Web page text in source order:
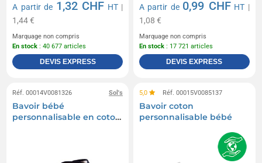
A partir de 1,32 CHF HT|
1,44 €
Marquage non compris
En stock : 40 677 articles
DEVIS EXPRESS
A partir de 0,99 CHF HT |
1,08 €
Marquage non compris
En stock : 17 721 articles
DEVIS EXPRESS
Sol's
Réf. 00014V0081326
Bavoir bébé
personnalisable en coton
5,0 Réf. 00015V0085137
Bavoir coton
personnalisable bébé